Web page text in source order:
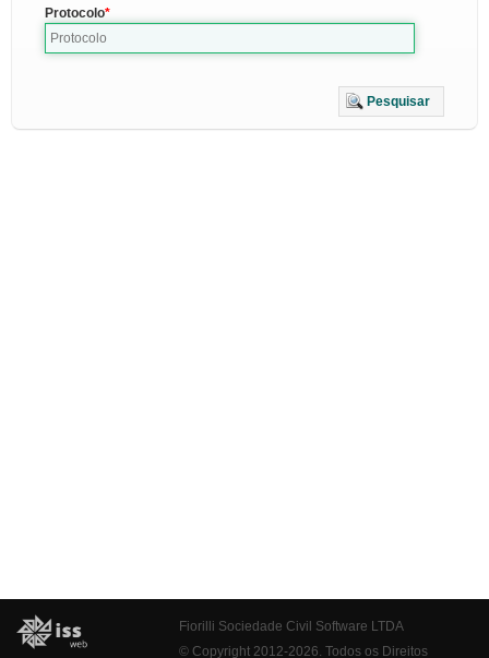
Protocolo
Pesquisar
Fiorilli Sociedade Civil Software LTDA
© Copyright 2012-2026. Todos os Direitos